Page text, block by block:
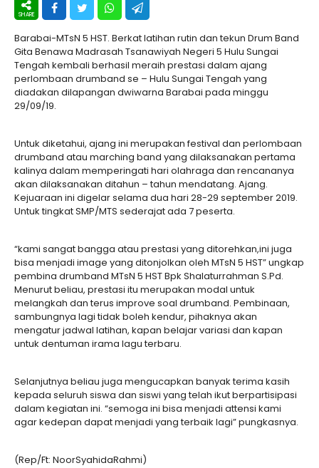
Barabai-MTsN 5 HST. Berkat latihan rutin dan tekun Drum Band
Gita Benawa Madrasah Tsanawiyah Negeri 5 Hulu Sungai
Tengah kembali berhasil meraih prestasi dalam ajang
perlombaan drumband se – Hulu Sungai Tengah yang
diadakan dilapangan dwiwarna Barabai pada minggu
29/09/19.
Untuk diketahui, ajang ini merupakan festival dan perlombaan
drumband atau marching band yang dilaksanakan pertama
kalinya dalam memperingati hari olahraga dan rencananya
akan dilaksanakan ditahun – tahun mendatang. Ajang.
Kejuaraan ini digelar selama dua hari 28-29 september 2019.
Untuk tingkat SMP/MTS sederajat ada 7 peserta.
“kami sangat bangga atau prestasi yang ditorehkan,ini juga
bisa menjadi image yang ditonjolkan oleh MTsN 5 HST” ungkap
pembina drumband MTsN 5 HST Bpk Shalaturrahman S.Pd.
Menurut beliau, prestasi itu merupakan modal untuk
melangkah dan terus improve soal drumband. Pembinaan,
sambungnya lagi tidak boleh kendur, pihaknya akan
mengatur jadwal latihan, kapan belajar variasi dan kapan
untuk dentuman irama lagu terbaru.
Selanjutnya beliau juga mengucapkan banyak terima kasih
kepada seluruh siswa dan siswi yang telah ikut berpartisipasi
dalam kegiatan ini. “semoga ini bisa menjadi attensi kami
agar kedepan dapat menjadi yang terbaik lagi” pungkasnya.
(Rep/Ft: NoorSyahidaRahmi)